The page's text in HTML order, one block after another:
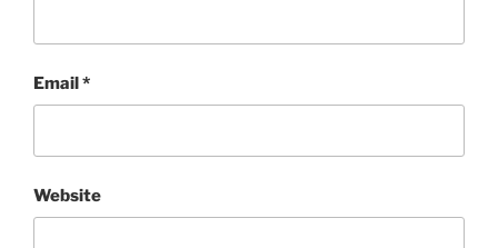
Email*
Website